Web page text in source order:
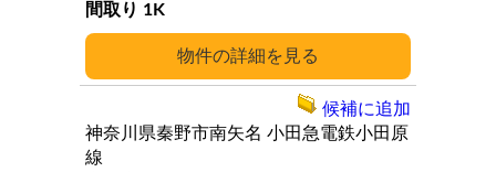
詳細
1K
神奈川県秦野市南矢名 小田急電鉄小田原
線
候補に追加